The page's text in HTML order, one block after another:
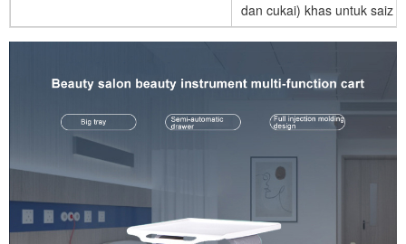
dan cukai) khas untuk saiz